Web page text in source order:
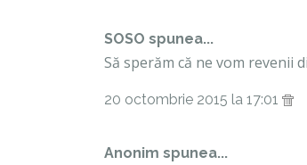
SOSO spunea...
Să sperăm că ne vom revenii
20 octombrie 2015 la 17:01
Anonim spunea...